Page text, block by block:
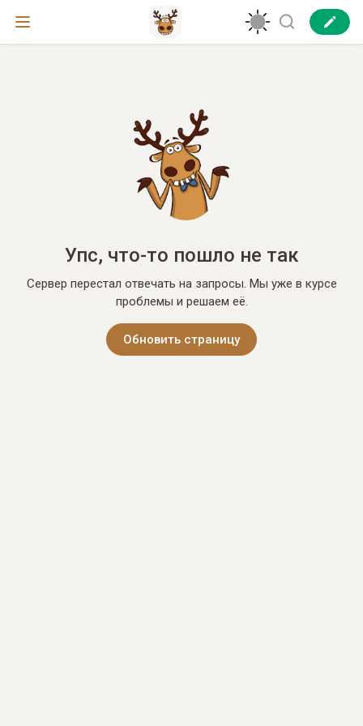
Упс, что-то пошло не так
Сервер перестал отвечать на запросы. Мы уже в курсе
проблемы и решаем её.
Обновить страницу